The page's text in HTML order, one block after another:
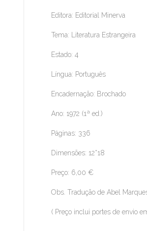
Editora: Editorial Minerva
Tema: Literatura Estrangeira
Estado: 4
Língua: Português
Encadernação: Brochado
Ano: 1972 (1ª ed.)
Páginas: 336
Dimensões: 12*18
Preço: 6,00 €
Obs. Tradução de Abel
( Preço inclui portes de envio